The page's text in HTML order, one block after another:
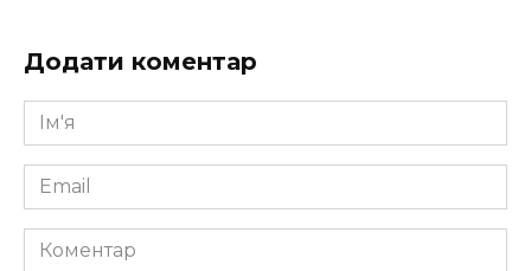
Додати коментар
Ім'я
*
Email
*
Коментар